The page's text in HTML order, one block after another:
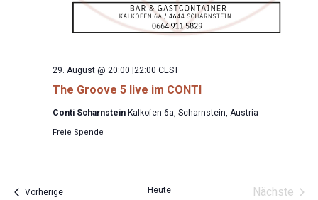
The Groove 5 live im CONTI
29. August @ 20:00 22:00 CEST
Conti Scharnstein Kalkofen 6a, Scharnstein, Austria
Freie Spende
VorherigeVeranstaltungen Heute
Nächste